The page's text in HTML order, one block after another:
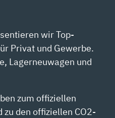
wir Top-
Privat und Gewerbe.
Lagerneuwagen und
zum offiziellen
den offiziellen CO2-